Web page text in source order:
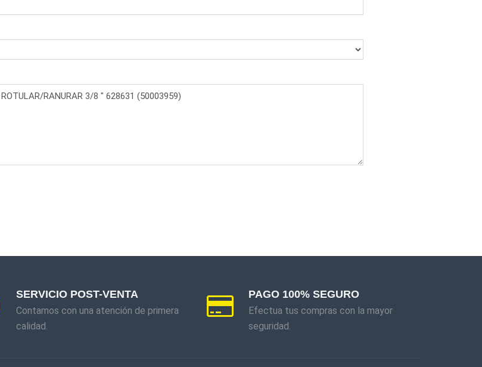
SERVICIO POST-VENTA
Contamos con una atención de primera
calidad.
PAGO 100% SEGURO
Efectua tus compras con la mayor
seguridad.